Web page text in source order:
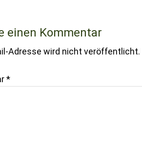
einen Kommentar
Adresse wird nicht veröffentlicht.
*